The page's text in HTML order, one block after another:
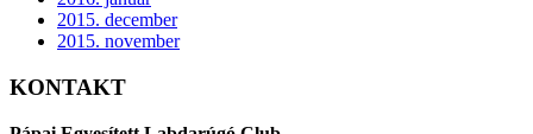
2015. december
2015. november
KONTAKT